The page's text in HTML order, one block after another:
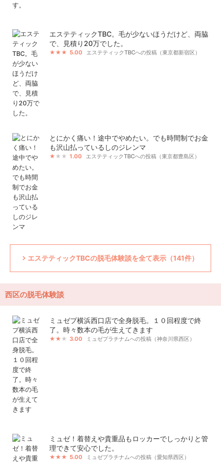
エステティックTBC。毛が少ないほうだけど、両脇
で、見積り20万でした。
5.00 エステティックTBCへの投稿（東京都新宿区）
とにかく痛い！途中でやめたい。でも時間制でお金
も沢山払っているしのジレンマ
1.00 エステティックTBCへの投稿（東京都豊島区）
エステティックTBCの脱毛体験談を全て表示（141件）
西区の脱毛体験談
ミュゼプ横浜西口店で全身脱毛。１０回程度で終
了。時々数本の毛が生えてきます
3.00 ミュゼプラチナムへの投稿（神奈川県西区）
ミュゼ！着替えや貴重品もロッカーでしっかりと管
理できて安心でした。
5.00 ミュゼプラチナムへの投稿（愛知県西区）